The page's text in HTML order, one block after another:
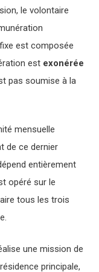
le volontaire
est composée
est exonérée
pas soumise à la
mensuelle
de ce dernier
entièrement
opéré sur le
tous les trois
une mission de
principale,